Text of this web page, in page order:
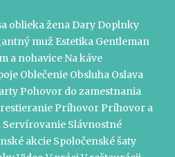
oblieka ženaDaryDoplnky
muž Estetika Gentleman
a nohavice Na káve
Oblečenie Obsluha Oslava
Pohovor do zamestnania
Príhovor Príhovor a
Servírovanie Slávnostné
akcie Spoločenské šaty